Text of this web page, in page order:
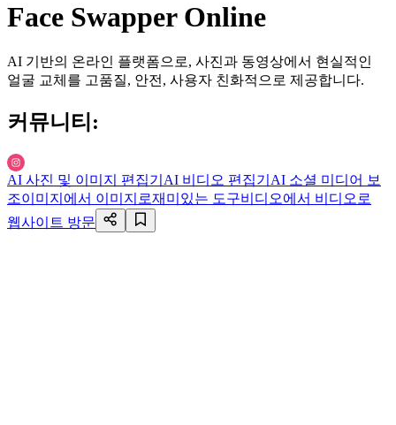
Face Swapper Online
AI 기반의 온라인 플랫폼으로, 사진과 동영상에서 현실적인
얼굴 교체를 고품질, 안전, 사용자 친화적으로 제공합니다.
커뮤니티 :
AI 사진 및 이미지 편집기 AI 비디오 편집기 AI 소셜 미디어 보
조이미지에서 이미지로재미있는 도구비디오에서 비디오로
웹사이트 방문